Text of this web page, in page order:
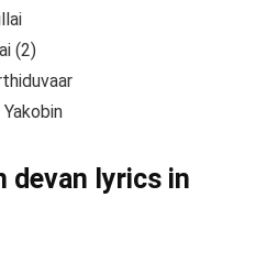
(2)
devan lyrics in